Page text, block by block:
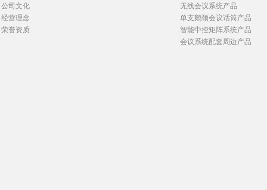
公司文化
经营理念
荣誉资质
无线会议系统产品
单支鹅颈会议话筒产品
智能中控矩阵系统产品
会议系统配套周边产品